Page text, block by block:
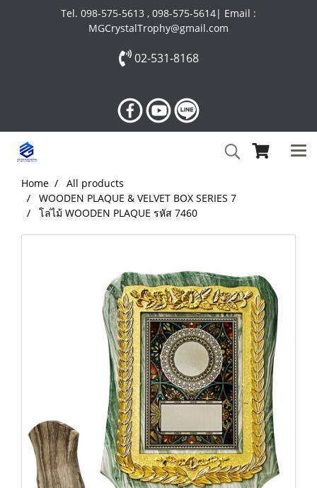
Tel. 098-575-5613 , 098-575-5614| Email :
MGCrystalTrophy@gmail.com
02-531-8168
Home
All products
WOODEN PLAQUE & VELVET BOX SERIES 7
โล่ไม้ WOODEN PLAQUE รหัส 7460